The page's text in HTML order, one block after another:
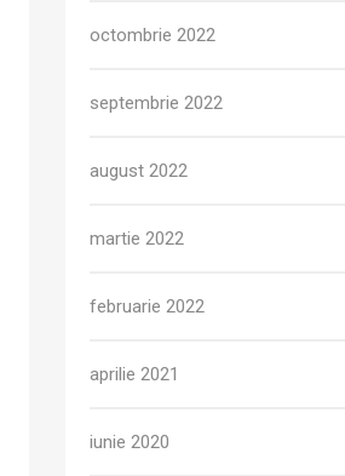
octombrie 2022
septembrie 2022
august 2022
martie 2022
februarie 2022
aprilie 2021
iunie 2020